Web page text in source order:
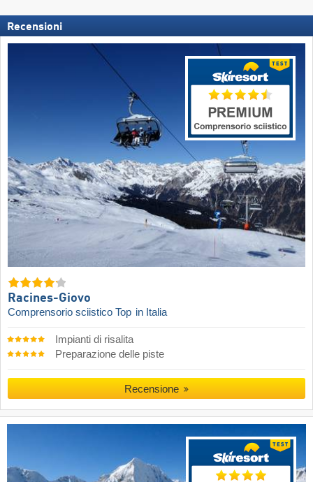
Recensioni
Racines-Giovo
Comprensorio sciistico Top in Italia
Impianti di risalita
Preparazione delle piste
Recensione